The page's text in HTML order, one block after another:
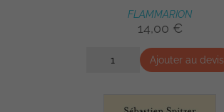
FLAMMARION
14,00 €
Ajouter au devis